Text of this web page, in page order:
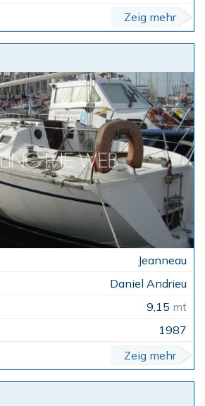
Zeig mehr
Jeanneau
Daniel Andrieu
9,15 mt
1987
Zeig mehr